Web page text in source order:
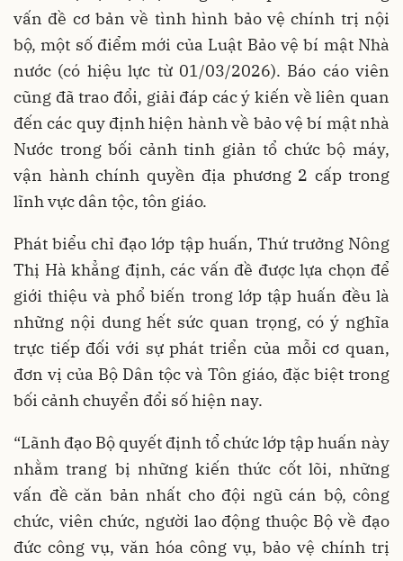
vấn đề cơ bản về tình hình bảo vệ chính trị nội
bộ, một số điểm mới của Luật Bảo vệ bí mật Nhà
nước (có hiệu lực từ 01/03/2026). Báo cáo viên
cũng đã trao đổi, giải đáp các ý kiến về liên quan
đến các quy định hiện hành về bảo vệ bí mật nhà
Nước trong bối cảnh tinh giản tổ chức bộ máy,
vận hành chính quyền địa phương 2 cấp trong
lĩnh vực dân tộc, tôn giáo.
Phát biểu chỉ đạo lớp tập huấn, Thứ trưởng Nông
Thị Hà khẳng định, các vấn đề được lựa chọn để
giới thiệu và phổ biến trong lớp tập huấn đều là
những nội dung hết sức quan trọng, có ý nghĩa
trực tiếp đối với sự phát triển của mỗi cơ quan,
đơn vị của Bộ Dân tộc và Tôn giáo, đặc biệt trong
bối cảnh chuyển đổi số hiện nay.
“Lãnh đạo Bộ quyết định tổ chức lớp tập huấn này
nhằm trang bị những kiến thức cốt lõi, những
vấn đề căn bản nhất cho đội ngũ cán bộ, công
chức, viên chức, người lao động thuộc Bộ về đạo
đức công vụ, văn hóa công vụ, bảo vệ chính trị